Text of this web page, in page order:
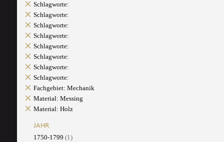
Schlagworte:
Schlagworte:
Schlagworte:
Schlagworte:
Schlagworte:
Schlagworte:
Schlagworte:
Schlagworte:
Fachgebiet: Mechanik
Material: Messing
Material: Holz
JAHR
1750-1799 (1)